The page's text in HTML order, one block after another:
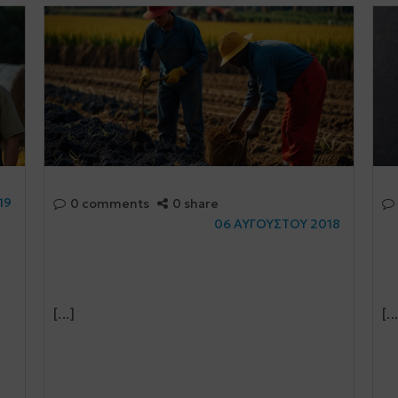
0 comments
0 share
06 ΑΥΓΟΥΣΤΟΥ 2018
[...]